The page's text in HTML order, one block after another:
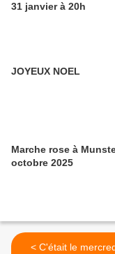
31 janvier à 20h
JOYEUX NOEL
Marche rose à
octobre 2025
< C'était le mercredi 18